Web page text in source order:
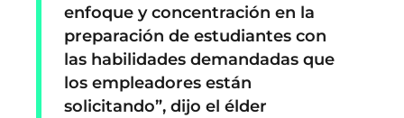
enfoque y concentración en la
preparación de estudiantes con
las habilidades demandadas que
los empleadores están
solicitando”, dijo el élder